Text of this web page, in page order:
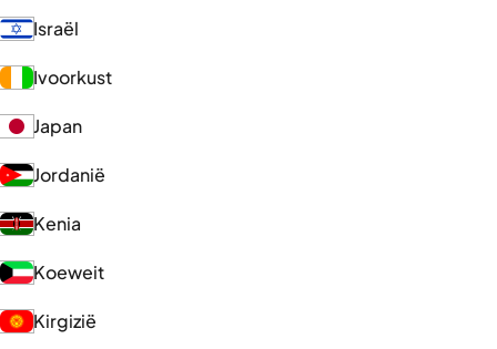
Israël
Ivoorkust
Japan
Jordanië
Kenia
Koeweit
Kirgizië